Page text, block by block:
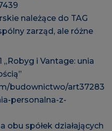
należące do TAG
zarząd, ale różne
„Robyg i Vantage: unia
budownictwo/art37283
personalna-z-
obu spółek działających